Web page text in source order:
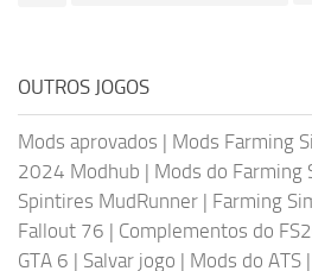
OUTROS JOGOS
Mods aprovados | Mods Farming
2024 Modhub | Mods do Farming
Spintires MudRunner | Farming
Fallout 76 | Complementos do
GTA 6 | Salvar jogo | Mods do ATS |